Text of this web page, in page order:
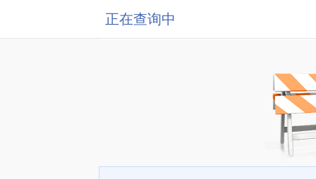
正在查询中